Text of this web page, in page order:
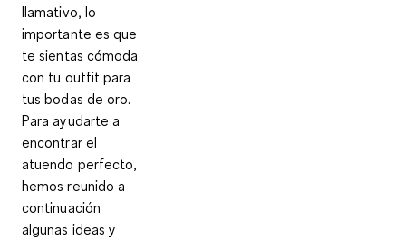
llamativo, lo
importante es que
te sientas cómoda
con tu outfit para
tus bodas de oro.
Para ayudarte a
encontrar el
atuendo perfecto,
hemos reunido a
continuación
algunas ideas y